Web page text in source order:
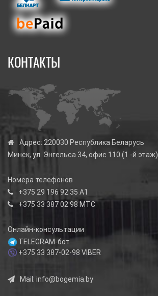
КОНТАКТЫ
Адрес: 220030 Республика Беларусь
Минск, ул. Энгельса 34, офис 110 (1 -й этаж)
Номера телефонов
+375 29 196 92 35 А1
+375 33 387 02 98МТС
Онлайн-консультации
TELEGRAM-бот
+375 33 387-02-98 VIBER
Mail: info@bogemia.by